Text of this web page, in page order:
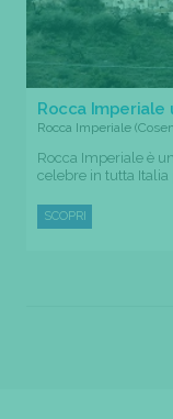
Rocca
Rocca Imperiale
Rocca Imperiale è
celebre in tutta Italia
SCOPRI